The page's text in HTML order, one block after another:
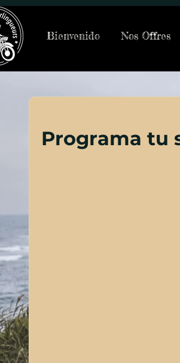
Bienvenido Nos Offres
Programa tu